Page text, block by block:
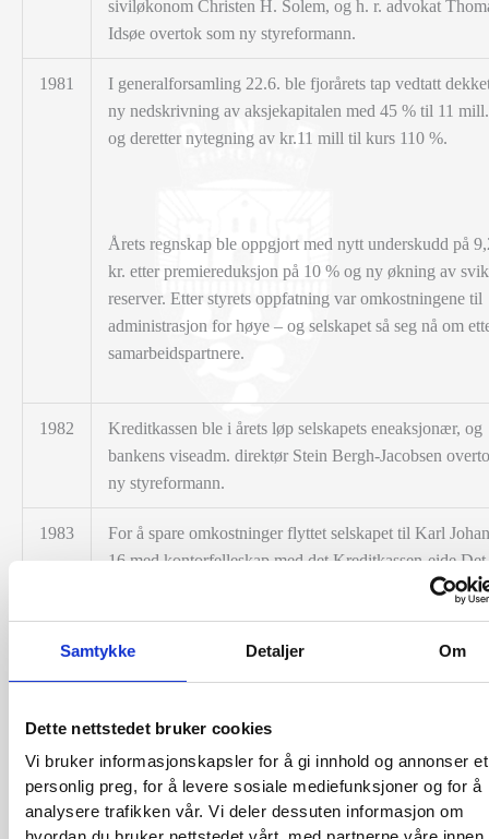
Samtykke Detaljer Om
Dette nettstedet bruker cookies
Vi bruker informasjonskapsler for å gi innhold og annonser et
personlig preg, for å levere sosiale mediefunksjoner og for å
analysere trafikken vår. Vi deler dessuten informasjon om
siviløkonom Christen H. Solem, og h. r. advokat
Idsøe overtok som ny styreformann.
1981
I generalforsamling 22.6. ble fjorårets tap vedtatt
ny nedskrivning av aksjekapitalen med 45 % til 11
og deretter nytegning av kr.11 mill til kurs 110 %.
Årets regnskap ble oppgjort med nytt underskudd på
kr. etter premiereduksjon på 10 % og ny økning av
reserver. Etter styrets oppfatning var omkostningene til
administrasjon for høye – og selskapet så seg nå om
samarbeidspartnere.
1982
Kreditkassen ble i årets løp selskapets eneaksjonær, og
bankens viseadm. direktør Stein Bergh-Jacobsen
ny styreformann.
1983
For å spare omkostninger flyttet selskapet til Karl
16 med kontorfelleskap med det Kreditkassen-eide Det
Norske Forsikringsaktieselskab Heimdal (se dette),
felles styre og ledelse. Heimdals adm. direktør Ole
Haakenstad, som gikk av med pensjon. Norges
(fra 1.1.1987 UNI Forsikring – gjensidig
skadeforsikringsselskap) og finansieringsselskapet